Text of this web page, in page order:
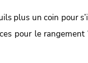
plus un coin pour
pour le